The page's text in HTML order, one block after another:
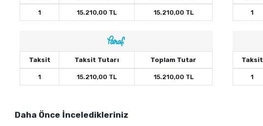
1 15.210,00 TL 15.210,00 TL 1
Taksit Taksit Tutarı Toplam Tutar
1 15.210,00 TL 15.210,00 TL
Taksit
1
Daha Önce İnceledikleriniz